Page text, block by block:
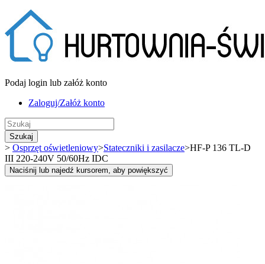
Podaj login lub załóż konto
Zaloguj/Załóż konto
Szukaj
> Osprzęt oświetleniowy>Stateczniki i zasilacze>HF-P 136 TL-D
III 220-240V 50/60Hz IDC
Naciśnij lub najedź kursorem, aby powiększyć